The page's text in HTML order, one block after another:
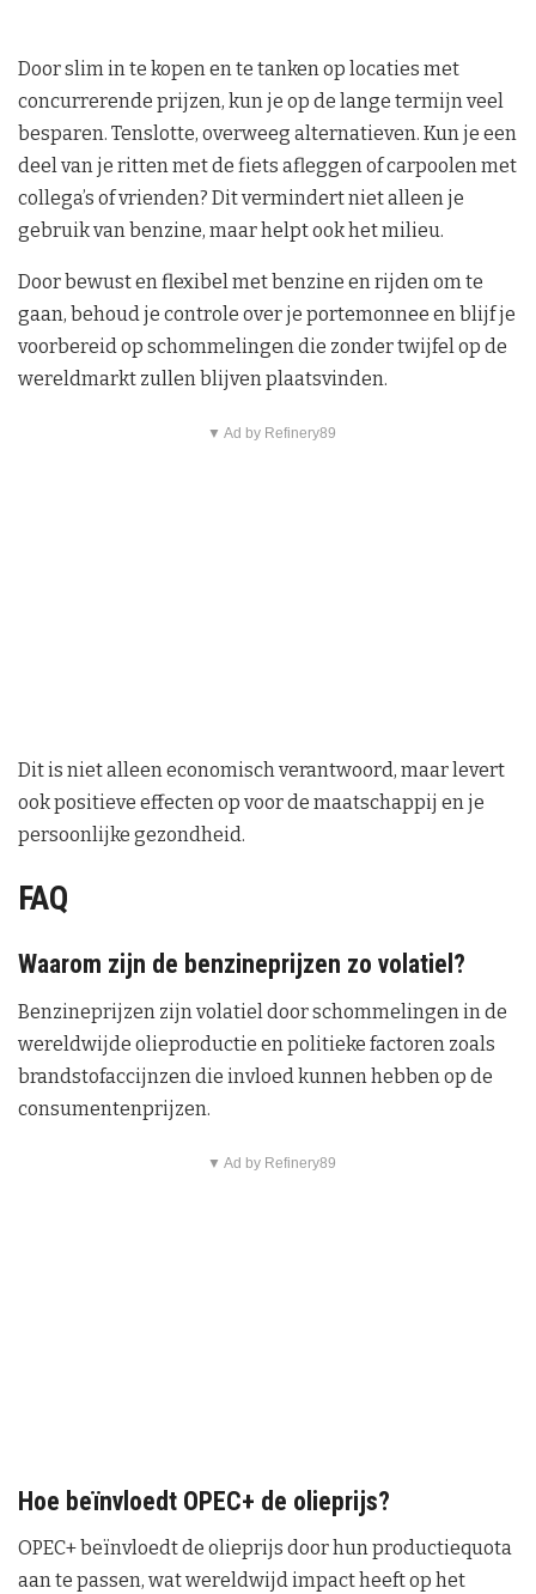
Door slim in te kopen en te tanken op locaties met
concurrerende prijzen, kun je op de lange termijn veel
besparen. Tenslotte, overweeg alternatieven. Kun je een
deel van je ritten met de fiets afleggen of carpoolen met
collega’s of vrienden? Dit vermindert niet alleen je
gebruik van benzine, maar helpt ook het milieu.
Door bewust en flexibel met benzine en rijden om te
gaan, behoud je controle over je portemonnee en blijf je
voorbereid op schommelingen die zonder twijfel op de
wereldmarkt zullen blijven plaatsvinden.
▼ Ad by Refinery89
Dit is niet alleen economisch verantwoord, maar levert
ook positieve effecten op voor de maatschappij en je
persoonlijke gezondheid.
FAQ
Waarom zijn de benzineprijzen zo volatiel?
Benzineprijzen zijn volatiel door schommelingen in de
wereldwijde olieproductie en politieke factoren zoals
brandstofaccijnzen die invloed kunnen hebben op de
consumentenprijzen.
▼ Ad by Refinery89
Hoe beïnvloedt OPEC+ de olieprijs?
OPEC+ beïnvloedt de olieprijs door hun productiequota
aan te passen, wat wereldwijd impact heeft op het